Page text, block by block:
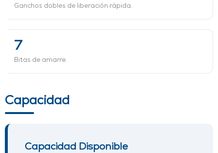
Ganchos dobles de liberación rápida.
7
Bitas de amarre.
Capacidad
Capacidad Disponible